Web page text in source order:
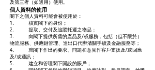
及第三者（如適用）使用。
個人資料的使用
閣下之個人資料可能會被使用於：
1. 核實閣下的身份；
2. 提取、交付及追蹤托運之物品；
3. 向閣下提供所需的產品及/或服務，包括（但不限於）
物流服務、供應鏈管理、進出口代辦清關手續及金融服務等；
4. 就閣下作出的要求、問題和意見作客戶支援及/或回應
及/或通訊；
5. 建立和管理閣下開設的賬戶；